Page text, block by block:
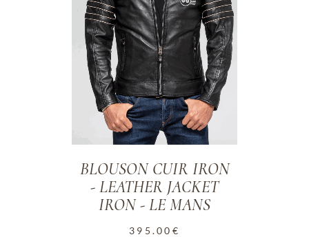
BLOUSON CUIR IRON
- LEATHER JACKET
IRON - LE MANS
395.00 €